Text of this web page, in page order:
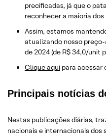
precificadas, já que o
reconhecer a maioria
Assim, estamos
atualizando nosso
de 2024 (de R$ 34,0/unit
Clique aqui para acessar
Principais notícias
Nestas publicações diárias,
nacionais e internacionais dos